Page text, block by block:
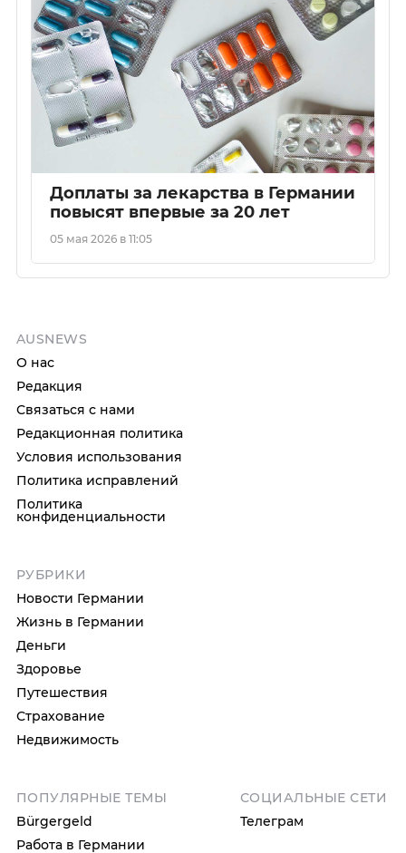
Доплаты за лекарства в Германии
повысят впервые за 20 лет
05 мая 2026 в 11:05
AUSNEWS
О нас
Редакция
Связаться с нами
Редакционная политика
Условия использования
Политика исправлений
Политика
конфиденциальности
РУБРИКИ
Новости Германии
Жизнь в Германии
Деньги
Здоровье
Путешествия
Страхование
Недвижимость
ПОПУЛЯРНЫЕ ТЕМЫ
Bürgergeld
Работа в Германии
СОЦИАЛЬНЫЕ СЕТИ
Телеграм